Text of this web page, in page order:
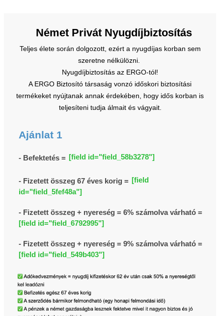
Német Privát Nyugdíjbiztosítás
Teljes élete során dolgozott, ezért a nyugdíjas korban sem
szeretne nélkülözni.
Nyugdíjbiztosítás az ERGO-tól!
A ERGO Biztosító társaság vonzó időskori biztosítási
termékeket nyújtanak annak érdekében, hogy idős korban is
teljesíteni tudja álmait és vágyait.
Ajánlat 1
- Befektetés = [field id="field_58b3278"]
- Fizetett összeg 67 éves korig = [field
id="field_5fef48a"]
- Fizetett összeg + nyereség = 6% számolva várható =
[field id="field_6792995"]
- Fizetett összeg + nyereség = 9% számolva várható =
[field id="field_549b403"]